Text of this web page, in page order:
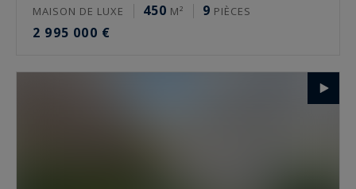
MAISON DE LUXE 450 M² 9 PIÈCES
2 995 000 €